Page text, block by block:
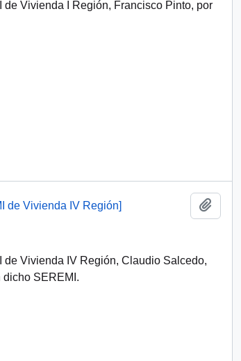
Vivienda I Región, Francisco Pinto, por
de Vivienda IV Región]
Vivienda IV Región, Claudio Salcedo,
dicho SEREMI.